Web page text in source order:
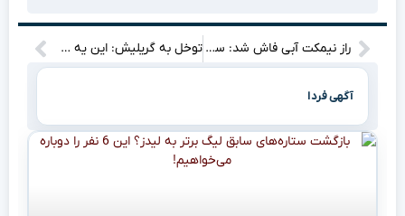
راز نیمکت آبی فاش شد: سکان استقلال در دستان مرد برزیلی! توخل به گریلیش: این یه چیزو کم داری! (دلیل خط خوردنت از تیم ملی انگلیس)
آگهی فردا